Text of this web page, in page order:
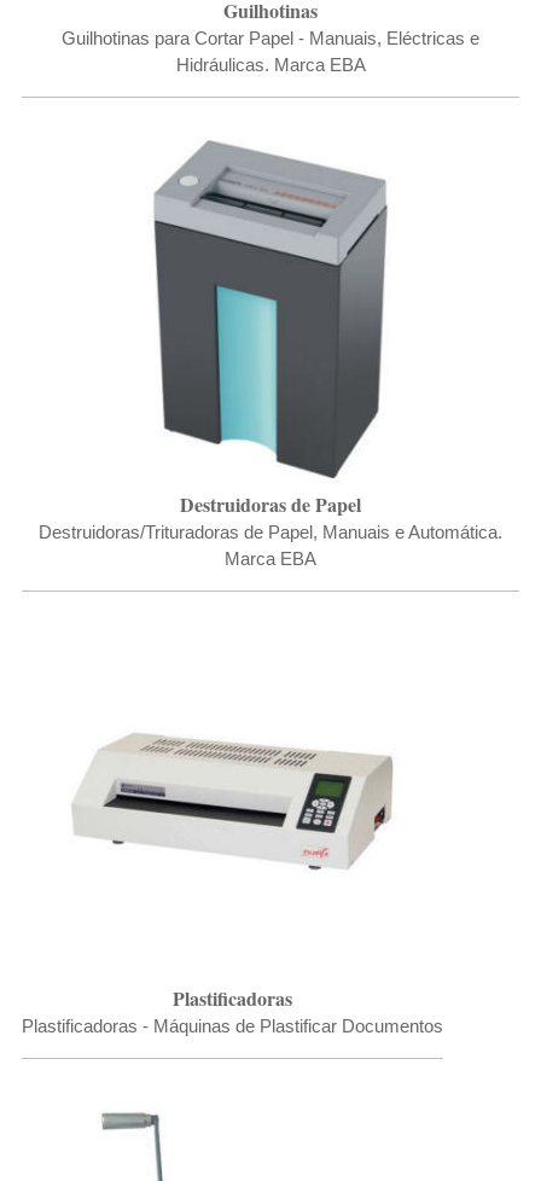
Guilhotinas
Guilhotinas para Cortar Papel - Manuais, Eléctricas e
Hidráulicas. Marca EBA
Destruidoras de Papel
Destruidoras/Trituradoras de Papel, Manuais e Automática.
Marca EBA
Plastificadoras
Plastificadoras - Máquinas de Plastificar Documentos